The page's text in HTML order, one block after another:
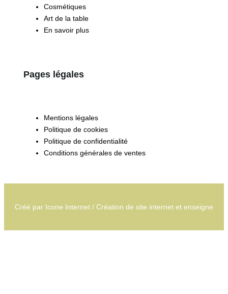
Cosmétiques
Art de la table
En savoir plus
Pages légales
Mentions légales
Politique de cookies
Politique de confidentialité
Conditions générales de ventes
Créé par Icone Internet / Création de site internet et enseigne